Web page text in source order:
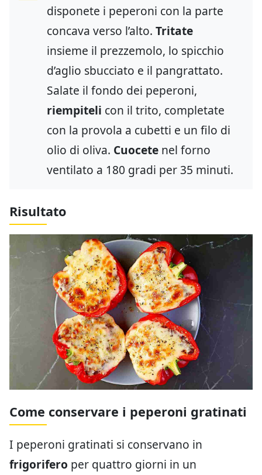
disponete i peperoni con la parte
concava verso l’alto. Tritate
insieme il prezzemolo, lo spicchio
d’aglio sbucciato e il pangrattato.
Salate il fondo dei peperoni,
riempiteli con il trito, completate
con la provola a cubetti e un filo di
olio di oliva. Cuocete nel forno
ventilato a 180 gradi per 35 minuti.
Risultato
Come conservare i peperoni gratinati
I peperoni gratinati si conservano in
frigorifero per quattro giorni in un